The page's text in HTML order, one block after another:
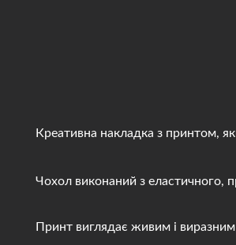
Креативна накладка з принтом,
Чохол виконаний з еластичного,
Принт виглядає живим і виразним